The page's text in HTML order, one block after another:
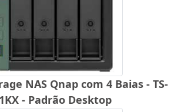
NAS Qnap com 4 Baias - TS-
- Padrão Desktop